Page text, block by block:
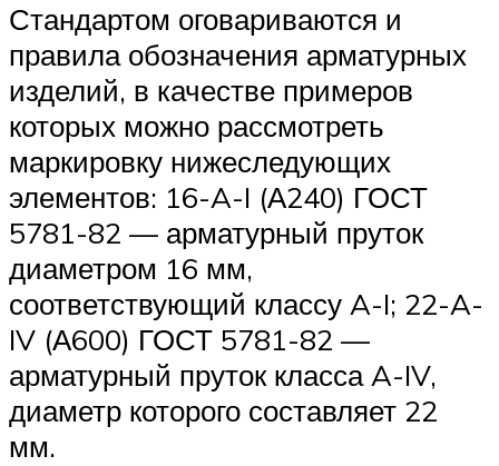
Стандартом оговариваются и
правила обозначения арматурных
изделий, в качестве примеров
которых можно рассмотреть
маркировку нижеследующих
элементов: 16-A-I (А240) ГОСТ
5781-82 — арматурный пруток
диаметром 16 мм,
соответствующий классу A-I; 22-A-
IV (А600) ГОСТ 5781-82 —
арматурный пруток класса A-IV,
диаметр которого составляет 22
мм.